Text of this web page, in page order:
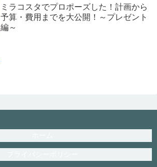
ミラコスタでプロポーズした！計画から
予算・費用までを大公開！～プレゼント
編～